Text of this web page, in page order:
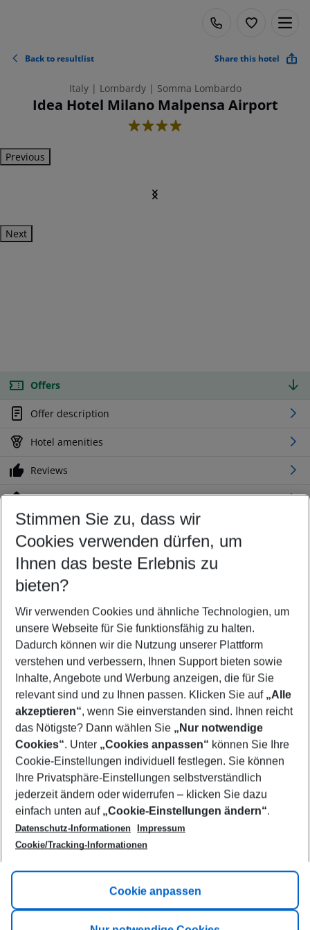
Back to resultlist Share this hotel
Italy | Lombardy | Somma Lombardo
Idea Hotel Milano Malpensa Airport
4
Previous
Next
Offers
Offer description
Hotel amenities
Reviews
Location
Customize your offer
Find the perfect deal which suits your best
Your departure airport
Any airport
Select your date range
09/08/26–07/08/27 5-8 nights
Who will travel
2 adults No children
Show more filter
Footer
Footer navigation
Title A
Link A
Stimmen Sie zu, dass wir
Cookies verwenden dürfen, um
Ihnen das beste Erlebnis zu
bieten?
Wir verwenden Cookies und ähnliche Technologien, um
unsere Webseite für Sie funktionsfähig zu halten.
Dadurch können wir die Nutzung unserer Plattform
verstehen und verbessern, Ihnen Support bieten sowie
Inhalte, Angebote und Werbung anzeigen, die für Sie
relevant sind und zu Ihnen passen. Klicken Sie auf „Alle
akzeptieren“, wenn Sie einverstanden sind. Ihnen reicht
das Nötigste? Dann wählen Sie „Nur notwendige
Cookies“. Unter „Cookies anpassen“ können Sie Ihre
Cookie-Einstellungen individuell festlegen. Sie können
Ihre Privatsphäre-Einstellungen selbstverständlich
jederzeit ändern oder widerrufen – klicken Sie dazu
einfach unten auf „Cookie-Einstellungen ändern“.
Datenschutz-Informationen
Impressum
Cookie/Tracking-Informationen
Cookie anpassen